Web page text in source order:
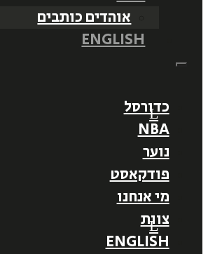
אוהדים כותבים
ENGLISH
כדורסל
NBA
נוער
פודקאסט
מי אנחנו
צוות
ENGLISH